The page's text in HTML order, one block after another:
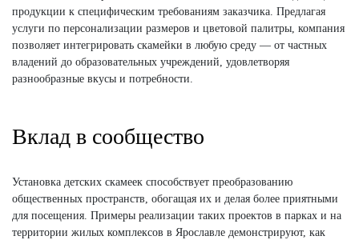
продукции к специфическим требованиям заказчика. Предлагая
услуги по персонализации размеров и цветовой палитры, компания
позволяет интегрировать скамейки в любую среду — от частных
владений до образовательных учреждений, удовлетворяя
разнообразные вкусы и потребности.
Вклад в сообщество
Установка детских скамеек способствует преобразованию
общественных пространств, обогащая их и делая более приятными
для посещения. Примеры реализации таких проектов в парках и на
территории жилых комплексов в Ярославле демонстрируют, как